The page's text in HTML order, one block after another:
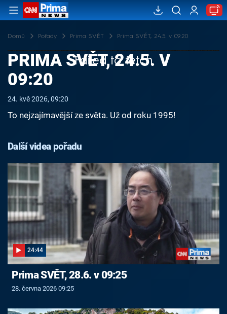
Domů Pořady Prima SVĚT Prima SVĚT, 24.5. v 09:20
Failed to fetch
PRIMA SVĚT, 24.5. V
09:20
24. kvě 2026, 09:20
To nejzajímavější ze světa. Už od roku 1995!
Další videa pořadu
24:44
Prima SVĚT, 28.6. v 09:25
28. června 2026 09:25